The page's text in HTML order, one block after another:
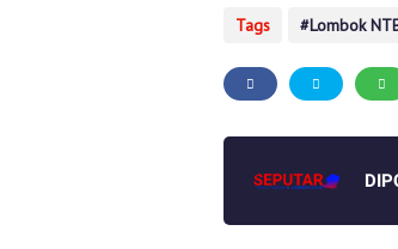
Tags Lombok